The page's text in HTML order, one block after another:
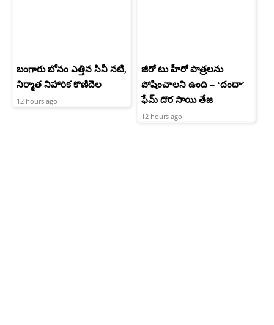
బంగారు బోనం ఎత్తిన సినీ నటి,
నిర్మాత నిహారిక కొణిదెల
12 hours ago
జీరో టు హీరో పాత్రలను
పోషించాలని ఉంది – ‘దందా’
ఫేమ్ దొర సాయి తేజ
12 hours ago